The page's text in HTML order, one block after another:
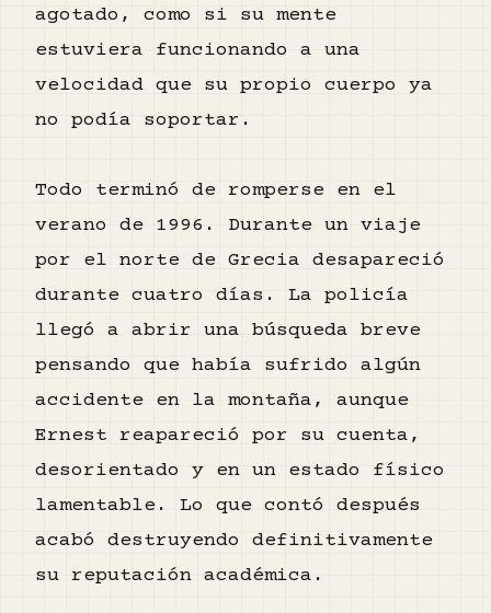
agotado, como si su mente
estuviera funcionando a una
velocidad que su propio cuerpo ya
no podía soportar.
Todo terminó de romperse en el
verano de 1996. Durante un viaje
por el norte de Grecia desapareció
durante cuatro días. La policía
llegó a abrir una búsqueda breve
pensando que había sufrido algún
accidente en la montaña, aunque
Ernest reapareció por su cuenta,
desorientado y en un estado físico
lamentable. Lo que contó después
acabó destruyendo definitivamente
su reputación académica.